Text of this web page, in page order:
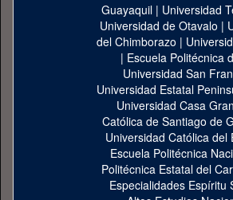
Guayaquil| Universidad
Universidad de Otavalo |
del Chimborazo |
| Escuela Politécnica
Universidad San
Universidad Estatal
Universidad Casa
Católica de Santiago de
Universidad Católica del
Escuela Politécnica
Politécnica Estatal del
Especialidades Espíritu